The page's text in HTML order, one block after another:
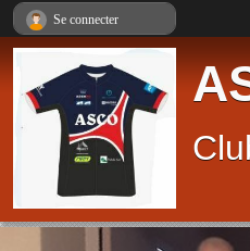
Se connecter
Panneau de gestion des cookies